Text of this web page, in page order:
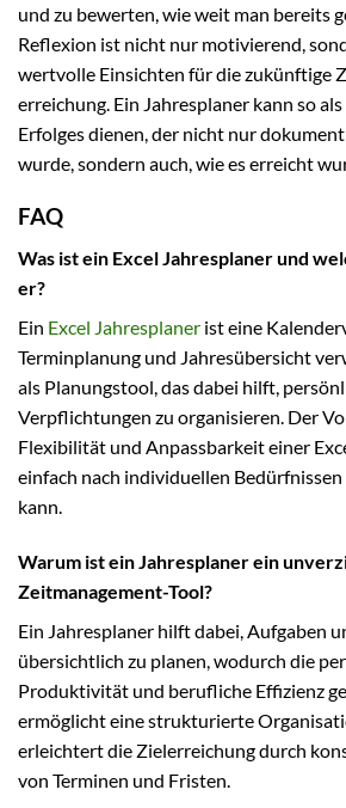
und zu bewerten, wie weit man bereits
Reflexion ist nicht nur motivierend,
wertvolle Einsichten für die zukünftige
erreichung. Ein Jahresplaner kann so
Erfolges dienen, der nicht nur
wurde, sondern auch, wie es erreicht
FAQ
Was ist ein Excel Jahresplaner und
er?
Ein Excel Jahresplaner ist eine
Terminplanung und Jahresübersicht
als Planungstool, das dabei hilft,
Verpflichtungen zu organisieren. Der
Flexibilität und Anpassbarkeit einer
einfach nach individuellen
kann.
Warum ist ein Jahresplaner ein
Zeitmanagement-Tool?
Ein Jahresplaner hilft dabei, Aufgaben
übersichtlich zu planen, wodurch die
Produktivität und berufliche Effizienz
ermöglicht eine strukturierte
erleichtert die Zielerreichung durch
von Terminen und Fristen.